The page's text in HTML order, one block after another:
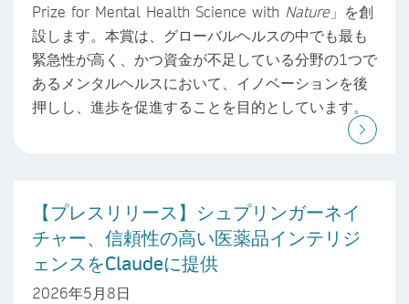
Prize for Mental Health Science with Nature」を創
設します。本賞は、グローバルヘルスの中でも最も
緊急性が高く、かつ資金が不足している分野の1つで
あるメンタルヘルスにおいて、イノベーションを後
押しし、進歩を促進することを目的としています。
【プレスリリース】シュプリンガーネイ
チャー、信頼性の高い医薬品インテリジ
ェンスをClaudeに提供
2026年5月8日